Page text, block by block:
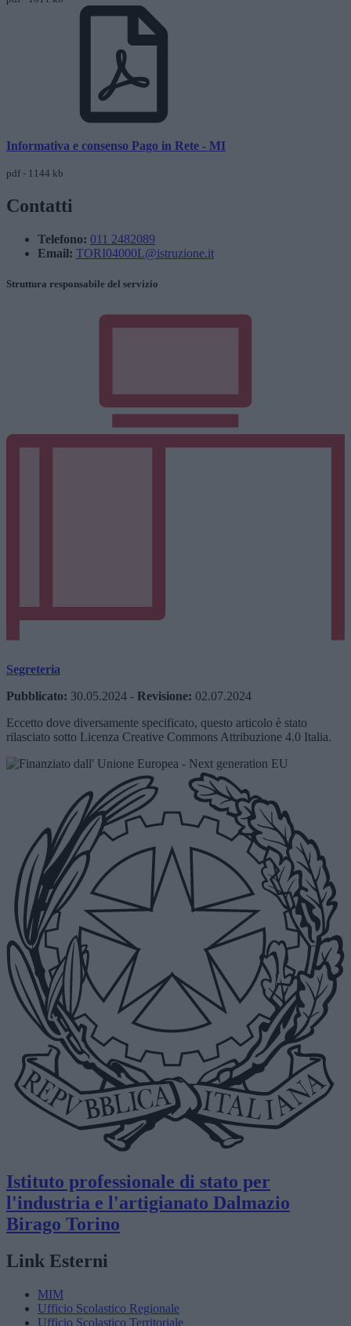
Informativa e consenso Pago in Rete - MI
pdf - 1144 kb
Contatti
Telefono: 011 2482089
Email: TORI04000L@istruzione.it
Struttura responsabile del servizio
Segreteria
Pubblicato: 30.05.2024 - Revisione: 02.07.2024
Eccetto dove diversamente specificato, questo articolo è stato
rilasciato sotto Licenza Creative Commons Attribuzione 4.0 Italia.
Istituto professionale di stato per
l'industria e l'artigianato Dalmazio
Birago Torino
Link Esterni
MIM
Ufficio Scolastico Regionale
Ufficio Scolastico Territoriale